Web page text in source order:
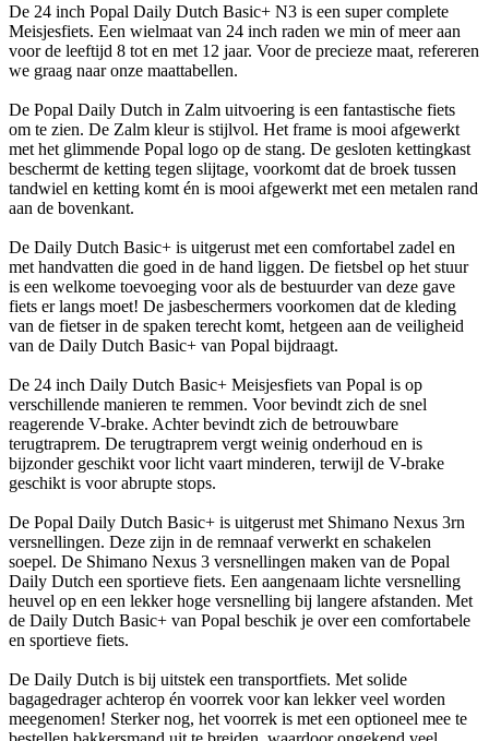
De 24 inch Popal Daily Dutch Basic+ N3 is een super complete
Meisjesfiets. Een wielmaat van 24 inch raden we min of meer aan
voor de leeftijd 8 tot en met 12 jaar. Voor de precieze maat, refereren
we graag naar onze maattabellen.
De Popal Daily Dutch in Zalm uitvoering is een fantastische fiets
om te zien. De Zalm kleur is stijlvol. Het frame is mooi afgewerkt
met het glimmende Popal logo op de stang. De gesloten kettingkast
beschermt de ketting tegen slijtage, voorkomt dat de broek tussen
tandwiel en ketting komt én is mooi afgewerkt met een metalen rand
aan de bovenkant.
De Daily Dutch Basic+ is uitgerust met een comfortabel zadel en
met handvatten die goed in de hand liggen. De fietsbel op het stuur
is een welkome toevoeging voor als de bestuurder van deze gave
fiets er langs moet! De jasbeschermers voorkomen dat de kleding
van de fietser in de spaken terecht komt, hetgeen aan de veiligheid
van de Daily Dutch Basic+ van Popal bijdraagt.
De 24 inch Daily Dutch Basic+ Meisjesfiets van Popal is op
verschillende manieren te remmen. Voor bevindt zich de snel
reagerende V-brake. Achter bevindt zich de betrouwbare
terugtraprem. De terugtraprem vergt weinig onderhoud en is
bijzonder geschikt voor licht vaart minderen, terwijl de V-brake
geschikt is voor abrupte stops.
De Popal Daily Dutch Basic+ is uitgerust met Shimano Nexus 3rn
versnellingen. Deze zijn in de remnaaf verwerkt en schakelen
soepel. De Shimano Nexus 3 versnellingen maken van de Popal
Daily Dutch een sportieve fiets. Een aangenaam lichte versnelling
heuvel op en een lekker hoge versnelling bij langere afstanden. Met
de Daily Dutch Basic+ van Popal beschik je over een comfortabele
en sportieve fiets.
De Daily Dutch is bij uitstek een transportfiets. Met solide
bagagedrager achterop én voorrek voor kan lekker veel worden
meegenomen! Sterker nog, het voorrek is met een optioneel mee te